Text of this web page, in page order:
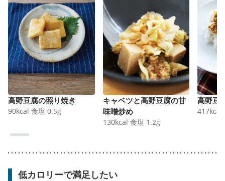
高野豆腐の照り焼き
90kcal 食塩 0.5g
キャベツと高野豆腐の甘
味噌炒め
130kcal 食塩 1.2g
高野豆
417kcal
低カロリーで満足したい